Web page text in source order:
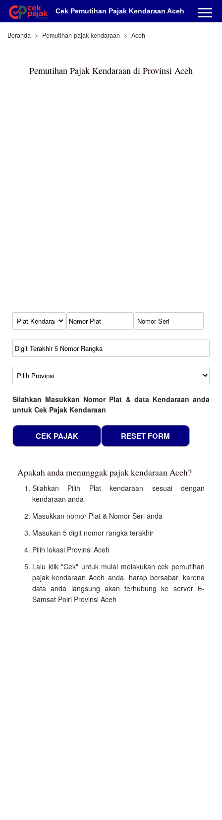
Cek Pemutihan Pajak Kendaraan Aceh
Beranda Pemutihan pajak kendaraan Aceh
Pemutihan Pajak Kendaraan di Provinsi Aceh
Kode Plat Kendaraan
No Plat
No Seri
No Rangka
Wilayah
Silahkan Masukkan Nomor Plat & data Kendaraan anda
untuk Cek Pajak Kendaraan
Apakah anda menunggak pajak kendaraan Aceh?
Silahkan Pilih Plat kendaraan sesuai dengan
kendaraan anda
Masukkan nomor Plat & Nomor Seri anda
Masukan 5 digit nomor rangka terakhir
Pilih lokasi Provinsi Aceh
Lalu klik "Cek" untuk mulai melakukan cek pemutihan
pajak kendaraan Aceh anda. harap bersabar, karena
data anda langsung akan terhubung ke server E-
Samsat Polri Provinsi Aceh